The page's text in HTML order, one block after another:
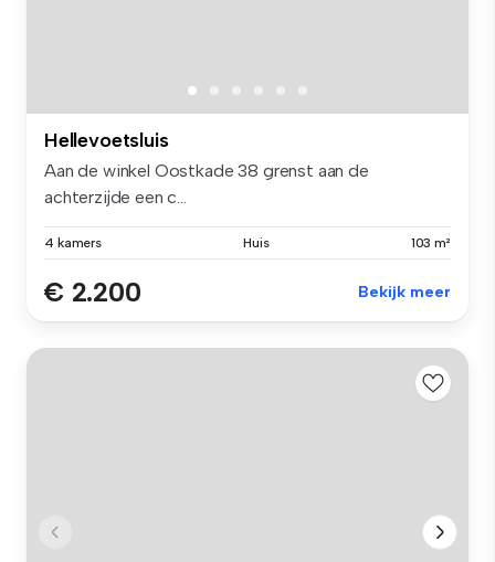
Hellevoetsluis
Aan de winkel Oostkade 38 grenst aan de
achterzijde een c...
4 kamers Huis 103 m²
€ 2.200 Bekijk meer